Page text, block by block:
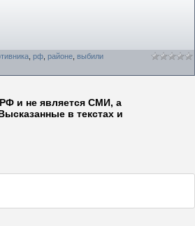
рф районе выбили
и не является СМИ, а
в текстах и